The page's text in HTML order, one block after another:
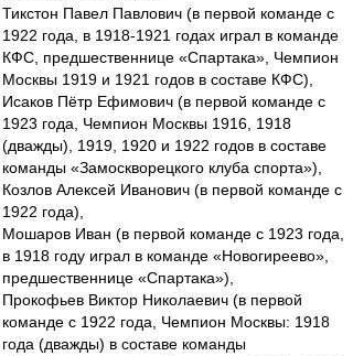
Тикстон Павел Павлович (в первой команде с
1922 года, в 1918-1921 годах играл в команде
КФС, предшественнице «Спартака», Чемпион
Москвы 1919 и 1921 годов в составе КФС),
Исаков Пётр Ефимович (в первой команде с
1923 года, Чемпион Москвы 1916, 1918
(дважды), 1919, 1920 и 1922 годов в составе
команды «Замоскворецкого клуба спорта»),
Козлов Алексей Иванович (в первой команде с
1922 года),
Мошаров Иван (в первой команде с 1923 года,
в 1918 году играл в команде «Новогиреево»,
предшественнице «Спартака»),
Прокофьев Виктор Николаевич (в первой
команде с 1922 года, Чемпион Москвы: 1918
года (дважды) в составе команды